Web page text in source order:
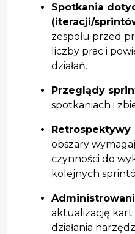
Spotkania
(iteracji/
zespołu przed
liczby prac i
działań.
Przeglądy
spotkaniach i
Retrospektywy
obszary
czynności do
kolejnych
aktualizację kart
działania